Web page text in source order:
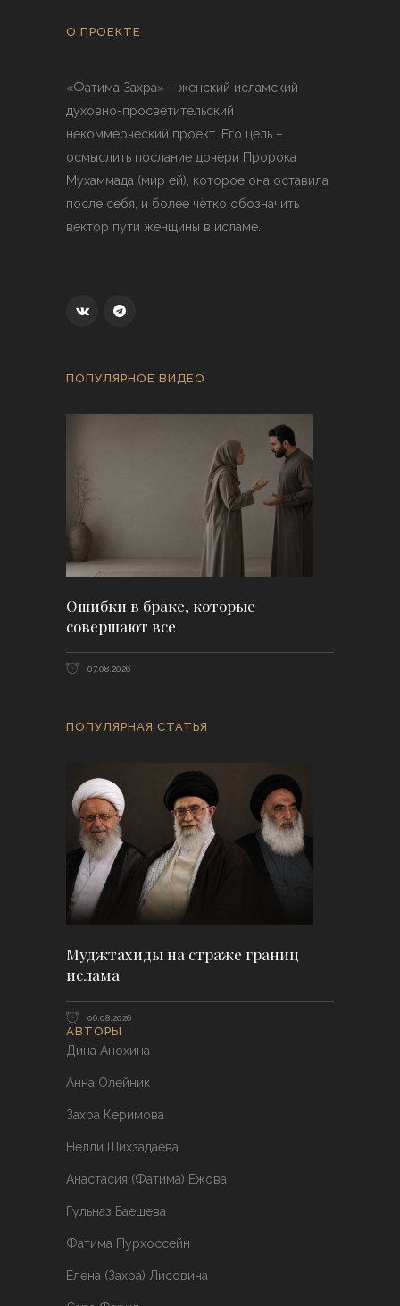
О ПРОЕКТЕ
«Фатима Захра» – женский исламский
духовно-просветительский
некоммерческий проект. Его цель –
осмыслить послание дочери Пророка
Мухаммада (мир ей), которое она оставила
после себя, и более чётко обозначить
вектор пути женщины в исламе.
ПОПУЛЯРНОЕ ВИДЕО
Ошибки в браке, которые
совершают все
07.08.2026
ПОПУЛЯРНАЯ СТАТЬЯ
Муджтахиды на страже границ
ислама
06.08.2026
АВТОРЫ
Дина Анохина
Анна Олейник
Захра Керимова
Нелли Шихзадаева
Анастасия (Фатима) Ежова
Гульназ Баешева
Фатима Пурхоссейн
Елена (Захра) Лисовина